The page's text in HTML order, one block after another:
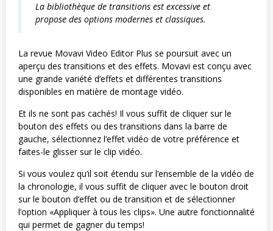
La bibliothèque de transitions est excessive et
propose des options modernes et classiques.
La revue Movavi Video Editor Plus se poursuit avec un
aperçu des transitions et des effets. Movavi est conçu avec
une grande variété d’effets et différentes transitions
disponibles en matière de montage vidéo.
Et ils ne sont pas cachés! Il vous suffit de cliquer sur le
bouton des effets ou des transitions dans la barre de
gauche, sélectionnez l’effet vidéo de votre préférence et
faites-le glisser sur le clip vidéo.
Si vous voulez qu’il soit étendu sur l’ensemble de la vidéo de
la chronologie, il vous suffit de cliquer avec le bouton droit
sur le bouton d’effet ou de transition et de sélectionner
l’option «Appliquer à tous les clips». Une autre fonctionnalité
qui permet de gagner du temps!